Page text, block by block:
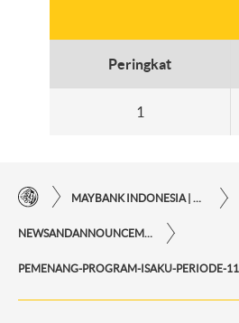
Peringkat
1